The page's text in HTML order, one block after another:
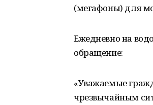
(мегафоны) для
Ежедневно на
обращение:
«Уважаемые
чрезвычайным